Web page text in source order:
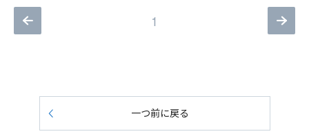
1
一つ前に戻る